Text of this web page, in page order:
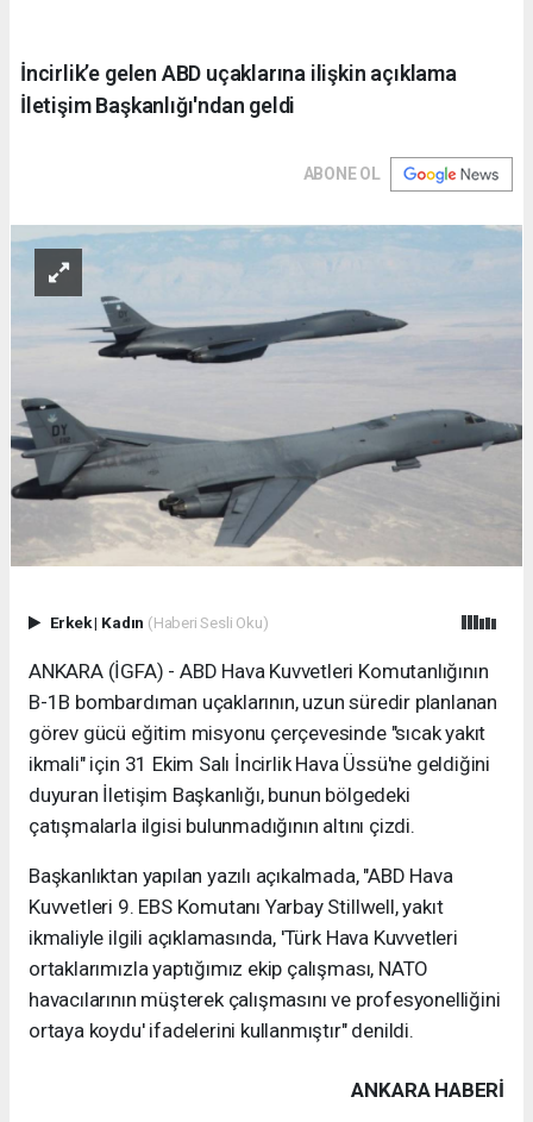
İncirlik’e gelen ABD uçaklarına ilişkin açıklama
İletişim Başkanlığı'ndan geldi
ABONE OL
Erkek| Kadın (Haberi Sesli Oku)
ANKARA (İGFA) - ABD Hava Kuvvetleri Komutanlığının
B-1B bombardıman uçaklarının, uzun süredir planlanan
görev gücü eğitim misyonu çerçevesinde "sıcak yakıt
ikmali" için 31 Ekim Salı İncirlik Hava Üssü'ne geldiğini
duyuran İletişim Başkanlığı, bunun bölgedeki
çatışmalarla ilgisi bulunmadığının altını çizdi.
Başkanlıktan yapılan yazılı açıkalmada, "ABD Hava
Kuvvetleri 9. EBS Komutanı Yarbay Stillwell, yakıt
ikmaliyle ilgili açıklamasında, 'Türk Hava Kuvvetleri
ortaklarımızla yaptığımız ekip çalışması, NATO
havacılarının müşterek çalışmasını ve profesyonelliğini
ortaya koydu' ifadelerini kullanmıştır" denildi.
ANKARA HABERİ